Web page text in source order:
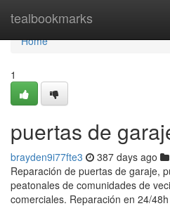
tealbookmarks
Home
Home
1
puertas de
brayden9i77fte3 387 days ago
Reparación de puertas de garaje,
peatonales de comunidades de
comerciales. Reparación en 24/